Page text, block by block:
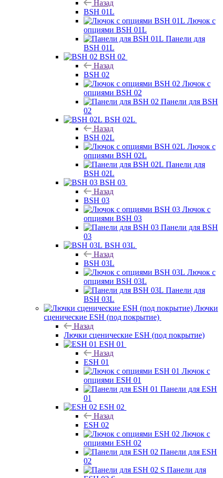
Назад
BSH 01L
Лючок с
опциями BSH 01L
Панели для
BSH 01L
BSH 02
Назад
BSH 02
Лючок с
опциями BSH 02
Панели для BSH
02
BSH 02L
Назад
BSH 02L
Лючок с
опциями BSH 02L
Панели для
BSH 02L
BSH 03
Назад
BSH 03
Лючок с
опциями BSH 03
Панели для BSH
03
BSH 03L
Назад
BSH 03L
Лючок с
опциями BSH 03L
Панели для
BSH 03L
Лючки
сценические ESH (под покрытие)
Назад
Лючки сценические ESH (под покрытие)
ESH 01
Назад
ESH 01
Лючок с
опциями ESH 01
Панели для ESH
01
ESH 02
Назад
ESH 02
Лючок с
опциями ESH 02
Панели для ESH
02
Панели для